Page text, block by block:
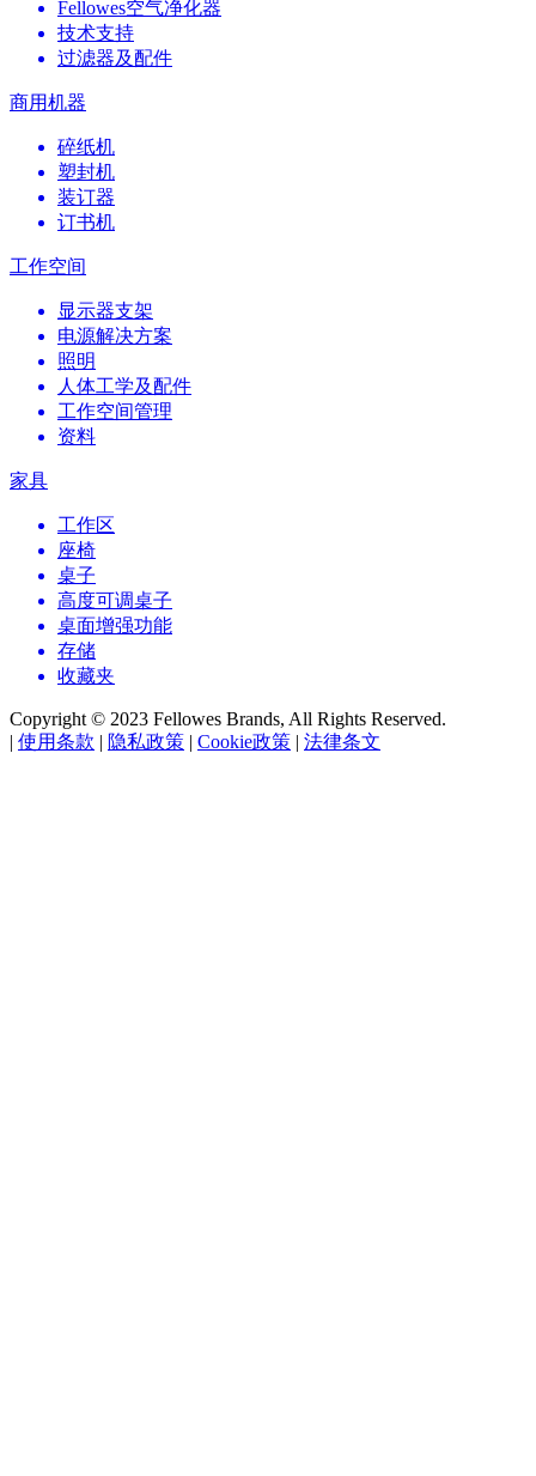
Fellowes空气净化器
技术支持
过滤器及配件
商用机器
碎纸机
塑封机
装订器
订书机
工作空间
显示器支架
电源解决方案
照明
人体工学及配件
工作空间管理
资料
家具
工作区
座椅
桌子
高度可调桌子
桌面增强功能
存储
收藏夹
Copyright © 2023 Fellowes Brands, All Rights Reserved.
| 使用条款 | 隐私政策 | Cookie政策 | 法律条文